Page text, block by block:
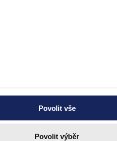
Povolit vše
Povolit výběr